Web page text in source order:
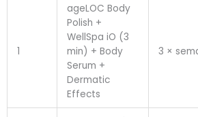
1
ageLOC Body
Polish +
WellSpa iO (3
min) + Body
Serum +
Dermatic
Effects
3 ×